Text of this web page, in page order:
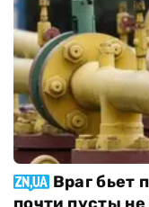
Враг бьет